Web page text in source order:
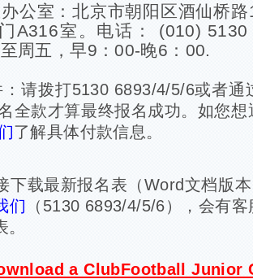
公室：北京市朝阳区酒仙桥
A316室。 电话： (010)
周五，早9：00-晚6：00.
请拨打5130 6893/4/5/6或者通
全款才算最终报名成功。如您
了解具体付款信息。
下载最新报名表（Word文档版
们
（5130 6893/4/5/6），会有
a ClubFootball Junior